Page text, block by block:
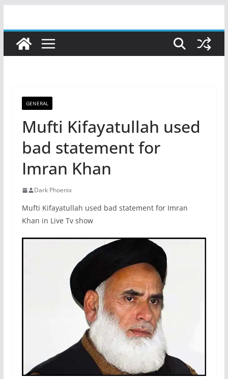
content
GENERAL
Mufti Kifayatullah used
bad statement for
Imran Khan
Dark Phoenix
Mufti Kifayatullah used bad statement for Imran
Khan in Live Tv show